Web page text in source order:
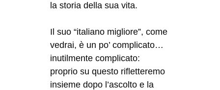
la storia della sua vita.
Il suo “italiano migliore”, come
vedrai, è un po’ complicato…
inutilmente complicato:
proprio su questo rifletteremo
insieme dopo l’ascolto e la